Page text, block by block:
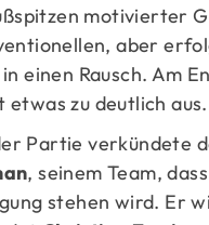
motivierter
aber
einen Rausch. Am
etwas zu deutlich aus.
Partie verkündete
, seinem Team,
stehen wird. Er